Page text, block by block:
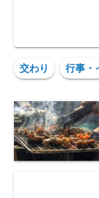
交わり 行事・